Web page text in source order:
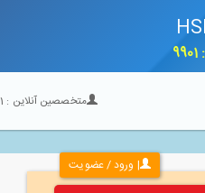
| ورود / عضویت
متخصصین آنلاین :21